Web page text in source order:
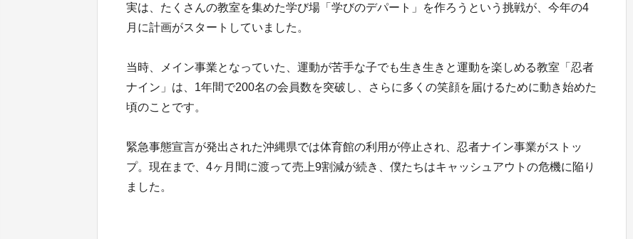
実は、たくさんの教室を集めた学び場「学びのデパート」を作ろうという挑戦が、今年の4
月に計画がスタートしていました。
当時、メイン事業となっていた、運動が苦手な子でも生き生きと運動を楽しめる教室「忍者
ナイン」は、1年間で200名の会員数を突破し、さらに多くの笑顔を届けるために動き始めた
頃のことです。
緊急事態宣言が発出された沖縄県では体育館の利用が停止され、忍者ナイン事業がストッ
プ。現在まで、4ヶ月間に渡って売上9割減が続き、僕たちはキャッシュアウトの危機に陥り
ました。